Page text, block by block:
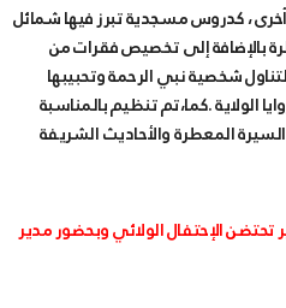
، كدروس مسجدية تبرز فيها شمائل
بالإضافة إلى تخصيص فقرات من
شهر ربيع الأول 1440ه لتناول شخصية نبي الرحمة وتحبيبها
الولاية .كما،تم تنظيم بالمناسبة
المعطرة والأحاديث الشريفة
تحتضن الإحتفال الولائي وبحضور مدير